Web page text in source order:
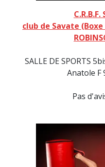
C.R.B.F.
club de Savate (Boxe
SALLE DE SPORTS
Anatole F
Pas